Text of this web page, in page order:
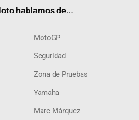
hablamos de...
MotoGP
Seguridad
Zona de Pruebas
Yamaha
Marc Márquez